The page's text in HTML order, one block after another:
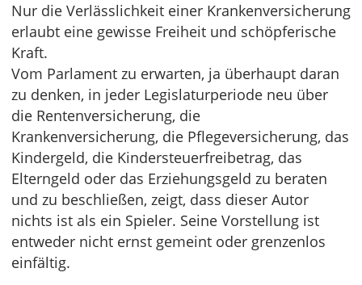
Nur die Verlässlichkeit einer Krankenversicherung
erlaubt eine gewisse Freiheit und schöpferische
Kraft.
Vom Parlament zu erwarten, ja überhaupt daran
zu denken, in jeder Legislaturperiode neu über
die Rentenversicherung, die
Krankenversicherung, die Pflegeversicherung, das
Kindergeld, die Kindersteuerfreibetrag, das
Elterngeld oder das Erziehungsgeld zu beraten
und zu beschließen, zeigt, dass dieser Autor
nichts ist als ein Spieler. Seine Vorstellung ist
entweder nicht ernst gemeint oder grenzenlos
einfältig.